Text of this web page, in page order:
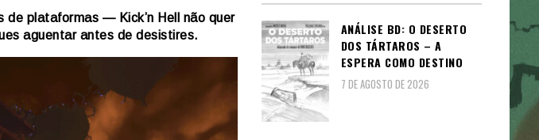
de plataformas — Kick’n Hell não quer
aguentar antes de desistires.
ANÁLISE BD: O DESERTO
DOS TÁRTAROS – A
ESPERA COMO DESTINO
7 DE AGOSTO DE 2026